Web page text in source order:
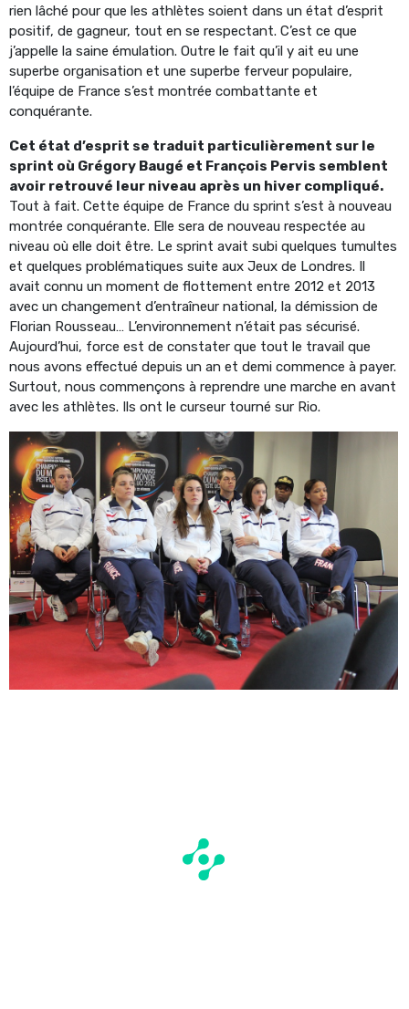
rien lâché pour que les athlètes soient dans un état d’esprit
positif, de gagneur, tout en se respectant. C’est ce que
j’appelle la saine émulation. Outre le fait qu’il y ait eu une
superbe organisation et une superbe ferveur populaire,
l’équipe de France s’est montrée combattante et
conquérante.
Cet état d’esprit se traduit particulièrement sur le
sprint où Grégory Baugé et François Pervis semblent
avoir retrouvé leur niveau après un hiver compliqué.
Tout à fait. Cette équipe de France du sprint s’est à nouveau
montrée conquérante. Elle sera de nouveau respectée au
niveau où elle doit être. Le sprint avait subi quelques tumultes
et quelques problématiques suite aux Jeux de Londres. Il
avait connu un moment de flottement entre 2012 et 2013
avec un changement d’entraîneur national, la démission de
Florian Rousseau… L’environnement n’était pas sécurisé.
Aujourd’hui, force est de constater que tout le travail que
nous avons effectué depuis un an et demi commence à payer.
Surtout, nous commençons à reprendre une marche en avant
avec les athlètes. Ils ont le curseur tourné sur Rio.